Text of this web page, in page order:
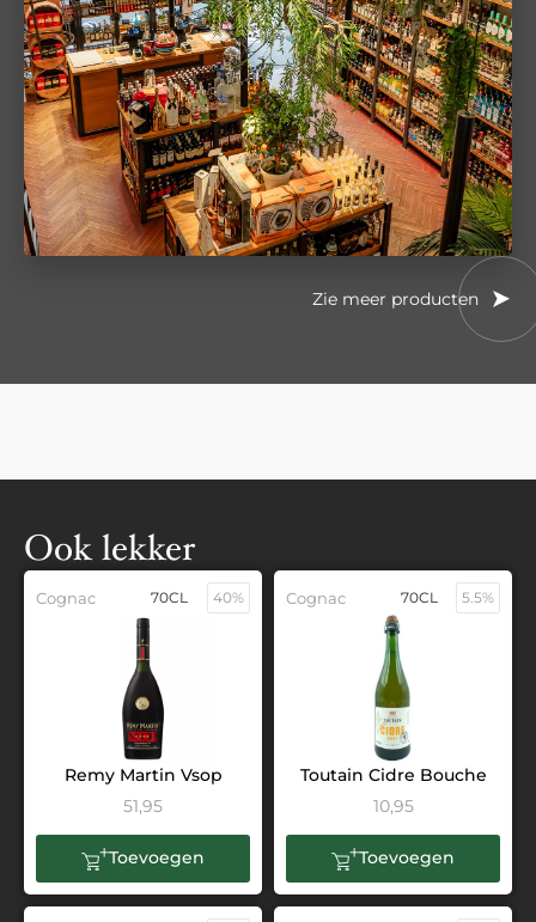
Zie meer producten
Ook lekker
Cognac 70CL 40%
Remy Martin Vsop
51,95
Toevoegen
Cognac 70CL 5.5%
Toutain Cidre Bouche
10,95
Toevoegen